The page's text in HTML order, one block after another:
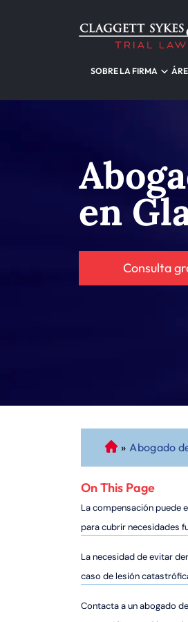
SOBRE LA FIRMA
en
Consulta
A
b
o
d
o
d
e
P
» Abogado
On This Page
La compensación puede
para cubrir necesidades
La necesidad de evitar
caso de lesión
Contacta a un abogado